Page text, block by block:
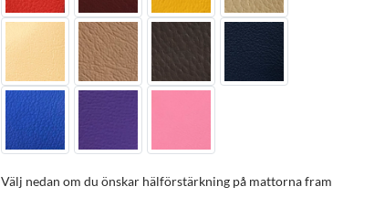
Välj nedan om du önskar hälförstärkning på mattorna fram